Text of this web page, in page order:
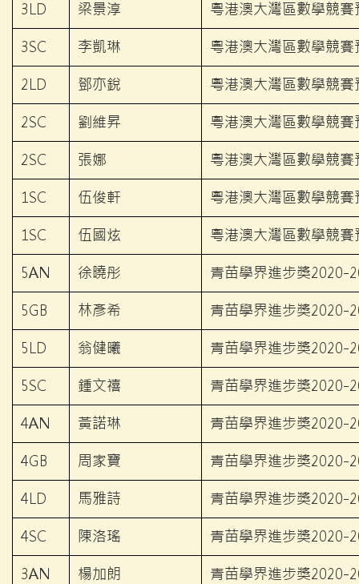
3LD 梁景淳 粵港澳大灣區數學競
3SC 李凱琳 粵港澳大灣區數學競
2LD 鄧亦銳 粵港澳大灣區數學競
2SC 劉維昇 粵港澳大灣區數學競
2SC 張娜 粵港澳大灣區數學競
1SC 伍俊軒 粵港澳大灣區數學競
1SC 伍國炫 粵港澳大灣區數學競
5AN 徐曉彤 青苗學界進步獎2020-
5GB 林彥希 青苗學界進步獎2020-
5LD 翁健曦 青苗學界進步獎2020-
5SC 鍾文禧 青苗學界進步獎2020-
4AN 黃諾琳 青苗學界進步獎2020-
4GB 周家寶 青苗學界進步獎2020-
4LD 馬雅詩 青苗學界進步獎2020-
4SC 陳洛瑤 青苗學界進步獎2020-
3AN 楊加朗 青苗學界進步獎2020-